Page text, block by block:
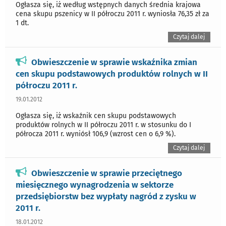
Ogłasza się, iż według wstępnych danych średnia krajowa
cena skupu pszenicy w II półroczu 2011 r. wyniosła 76,35 zł za
1 dt.
Czytaj dalej
Obwieszczenie w sprawie wskaźnika zmian
cen skupu podstawowych produktów rolnych w II
półroczu 2011 r.
19.01.2012
Ogłasza się, iż wskaźnik cen skupu podstawowych
produktów rolnych w II półroczu 2011 r. w stosunku do I
półrocza 2011 r. wyniósł 106,9 (wzrost cen o 6,9 %).
Czytaj dalej
Obwieszczenie w sprawie przeciętnego
miesięcznego wynagrodzenia w sektorze
przedsiębiorstw bez wypłaty nagród z zysku w
2011 r.
18.01.2012